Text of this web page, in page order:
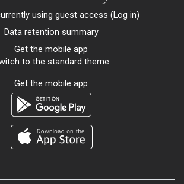
using guest access (Log in)
Data retention summary
Get the mobile app
to the standard theme
Get the mobile app